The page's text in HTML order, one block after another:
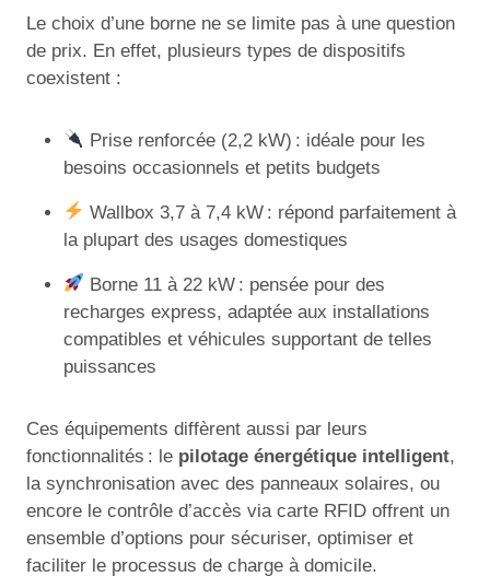
Le choix d’une borne ne se limite pas à une question
de prix. En effet, plusieurs types de dispositifs
coexistent :
Prise renforcée (2,2 kW) : idéale pour les
besoins occasionnels et petits budgets
Wallbox 3,7 à 7,4 kW : répond parfaitement à
la plupart des usages domestiques
Borne 11 à 22 kW : pensée pour des
recharges express, adaptée aux installations
compatibles et véhicules supportant de telles
puissances
Ces équipements diffèrent aussi par leurs
fonctionnalités : le pilotage énergétique intelligent,
la synchronisation avec des panneaux solaires, ou
encore le contrôle d’accès via carte RFID offrent un
ensemble d’options pour sécuriser, optimiser et
faciliter le processus de charge à domicile.